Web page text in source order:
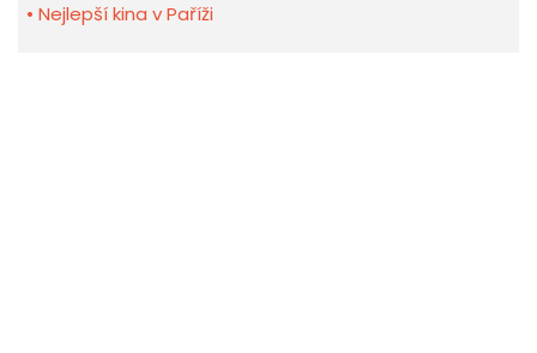
Nejlepší kina v Paříži